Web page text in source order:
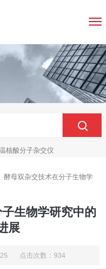
核酸分子杂交仪
酵母双杂交技术在分子生物学
生物学研究中的
展
25 点击次数：934